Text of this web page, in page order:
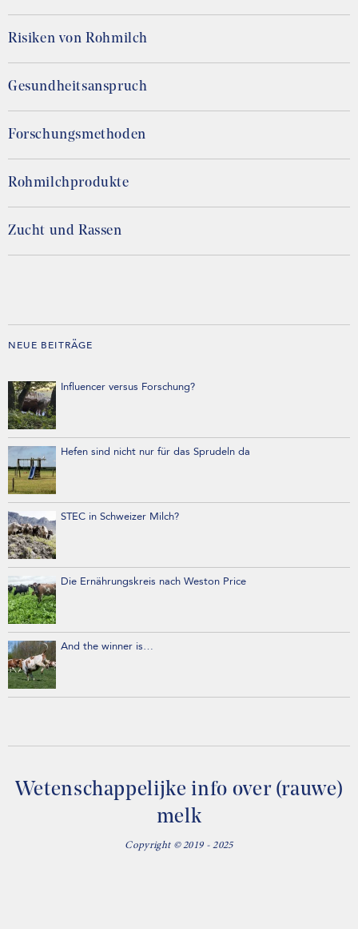
Risiken von Rohmilch
Gesundheitsanspruch
Forschungsmethoden
Rohmilchprodukte
Zucht und Rassen
NEUE BEITRÄGE
Influencer versus Forschung?
Hefen sind nicht nur für das Sprudeln da
STEC in Schweizer Milch?
Die Ernährungskreis nach Weston Price
And the winner is…
Wetenschappelijke info over (rauwe)
melk
Copyright © 2019 - 2025